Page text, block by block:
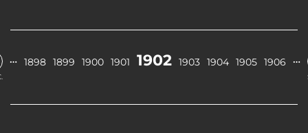
… 1898 1899 1900 1901 1902 1903 1904 1905 1906 …